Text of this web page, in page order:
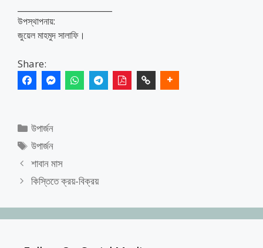
উপস্থাপনায়:
জুয়েল মাহমুদ সালাফি।
Share:
Categories
উপার্জন
Tags
উপার্জন
শাবান মাস
কিস্তিতে ক্রয়-বিক্রয়